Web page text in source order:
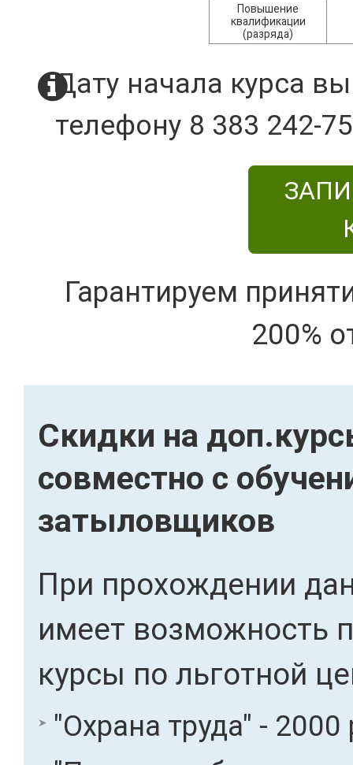
Повышение
квалификации
(разряда)
Дату начала курса
телефону 8 383 242-
Гарантируем
200%
Скидки на
совместно с
затыловщиков
При прохождении
имеет возможность
курсы по льготной
"Охрана труда" - 2000